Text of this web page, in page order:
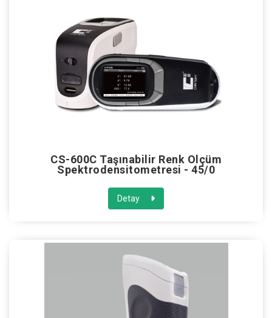
CS-600C Taşınabilir Renk Ölçüm
Spektrodensitometresi - 45/0
Detay